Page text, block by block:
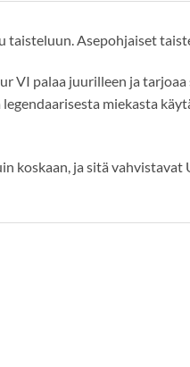
taisteluun. Asepohjaiset
VI palaa juurilleen ja
miekasta
koskaan, ja sitä